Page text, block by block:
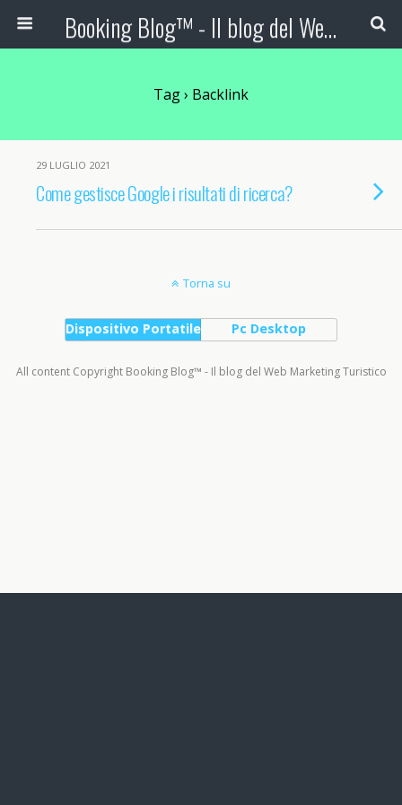
Booking Blog™ - Il blog del Web Marketing Turistico
Tag › Backlink
29 LUGLIO 2021
Come gestisce Google i risultati di ricerca?
Torna su
Dispositivo Portatile Pc Desktop
All content Copyright Booking Blog™ - Il blog del Web Marketing Turistico